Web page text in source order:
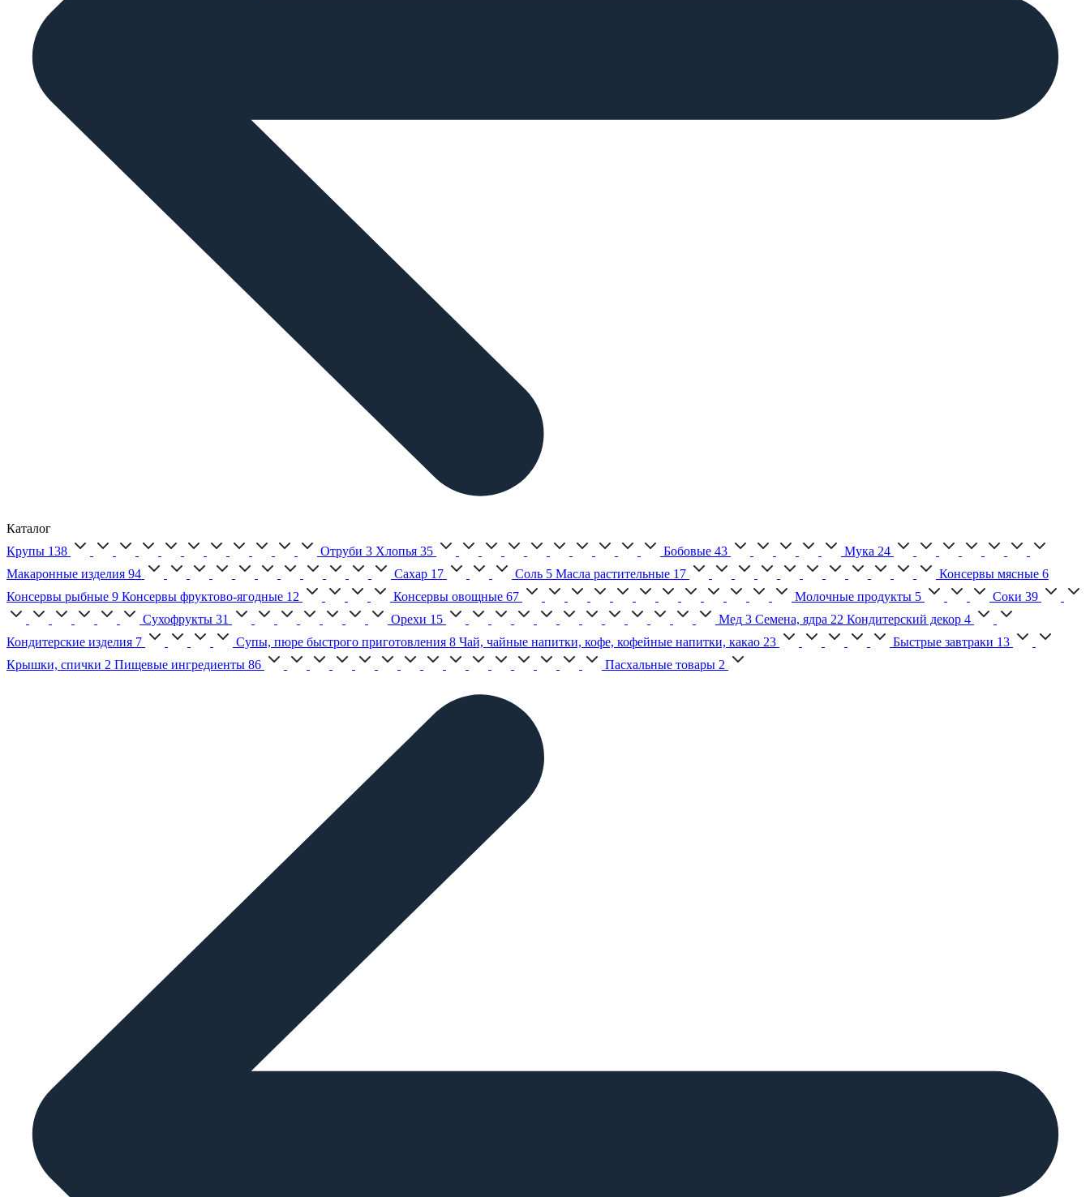
Каталог
Крупы 138 Отруби 3 Хлопья 35 Бобовые 43 Мука 24
Макаронные изделия 94 Сахар 17 Соль 5 Масла растительные 17 Консервы мясные 6
Консервы рыбные 9 Консервы фруктово-ягодные 12 Консервы овощные 67 Молочные продукты 5 Соки 39
Сухофрукты 31 Орехи 15 Мед 3 Семена, ядра 22 Кондитерский декор 4
Кондитерские изделия 7 Супы, пюре быстрого приготовления 8 Чай, чайные напитки, кофе, кофейные напитки, какао 23 Быстрые завтраки 13
Крышки, спички 2 Пищевые ингредиенты 86 Пасхальные товары 2